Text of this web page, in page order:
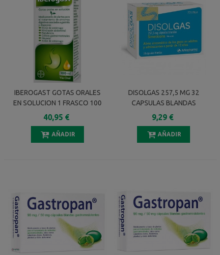
IBEROGAST GOTAS ORALES
EN SOLUCION 1 FRASCO 100
Ml
40,95 €
AÑADIR
DISOLGAS 257,5 MG 32
CAPSULAS BLANDAS
9,29 €
AÑADIR